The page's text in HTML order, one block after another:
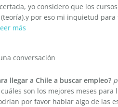
yo considero que los
por eso mi inquietud
más
conversación
llegar a Chile a buscar empleo?
son los mejores meses para
por favor hablar algo de las